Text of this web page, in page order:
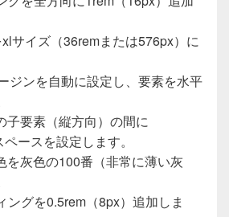
サイズ（36remまたは576px）に
ジンを自動に設定し、要素を水平
子要素（縦方向）の間に
ースを設定します。
を灰色の100番（非常に薄い灰
ングを0.5rem（8px）追加しま